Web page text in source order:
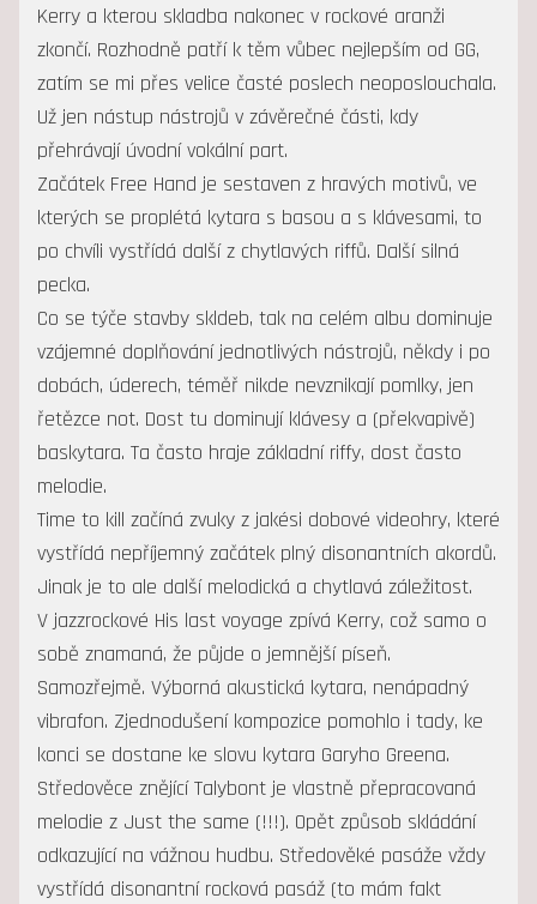
Kerry a kterou skladba nakonec v rockové aranži
zkončí. Rozhodně patří k těm vůbec nejlepším od GG,
zatím se mi přes velice časté poslech neoposlouchala.
Už jen nástup nástrojů v závěrečné části, kdy
přehrávají úvodní vokální part.
Začátek Free Hand je sestaven z hravých motivů, ve
kterých se proplétá kytara s basou a s klávesami, to
po chvíli vystřídá další z chytlavých riffů. Další silná
pecka.
Co se týče stavby skldeb, tak na celém albu dominuje
vzájemné doplňování jednotlivých nástrojů, někdy i po
dobách, úderech, téměř nikde nevznikají pomlky, jen
řetězce not. Dost tu dominují klávesy a (překvapivě)
baskytara. Ta často hraje základní riffy, dost často
melodie.
Time to kill začíná zvuky z jakési dobové videohry, které
vystřídá nepříjemný začátek plný disonantních akordů.
Jinak je to ale další melodická a chytlavá záležitost.
V jazzrockové His last voyage zpívá Kerry, což samo o
sobě znamaná, že půjde o jemnější píseň.
Samozřejmě. Výborná akustická kytara, nenápadný
vibrafon. Zjednodušení kompozice pomohlo i tady, ke
konci se dostane ke slovu kytara Garyho Greena.
Středověce znějící Talybont je vlastně přepracovaná
melodie z Just the same (!!!). Opět způsob skládání
odkazující na vážnou hudbu. Středověké pasáže vždy
vystřídá disonantní rocková pasáž (to mám fakt